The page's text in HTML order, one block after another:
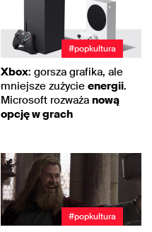
#popkultura
Xbox: gorsza grafika, ale
mniejsze zużycie energii.
Microsoft rozważa nową
opcję w grach
#popkultura